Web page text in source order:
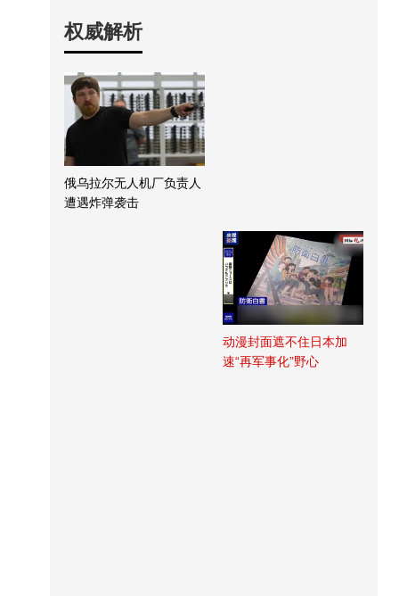
权威解析
俄乌拉尔无人机厂负责人
遭遇炸弹袭击
动漫封面遮不住日本加
速“再军事化”野心